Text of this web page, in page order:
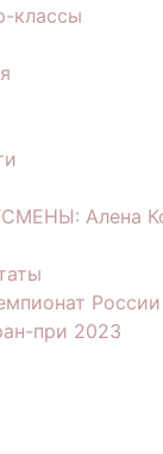
классы
Алена
при 2023